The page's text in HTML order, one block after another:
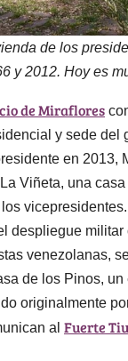
de los
y 2012. Hoy es
de Miraflores
y sede del
en 2013,
Viñeta, una
despliegue militar
venezolanas,
de los Pinos, un
originalmente
al Fuerte